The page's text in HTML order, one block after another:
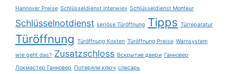
Hannover Preise Schlüsseldienst Interwiev Schlüsseldienst Monteur
Schlüsselnotdienst seriöse Türöffnung Tipps Türreparatur
Türöffnung Türöffnung Kosten Türöffnung Preise Warnsystem
wie geht das? Zusatzschloss Вскрытие двери Ганновер
Локмастер Ганновер Потеряли ключ слесарь